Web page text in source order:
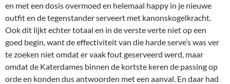
en met een dosis overmoed en helemaal happy in je nieuwe
outfit en de tegenstander serveert met kanonskogelkracht.
Ook dit lijkt echter totaal en in de verste verte niet op een
goed begin, want de effectiviteit van die harde serve’s was ver
te zoeken niet omdat er vaak fout geserveerd werd, maar
omdat de Katerdames binnen de kortste keren de passing op
orde en konden dus antwoorden met een aanval. En daar had